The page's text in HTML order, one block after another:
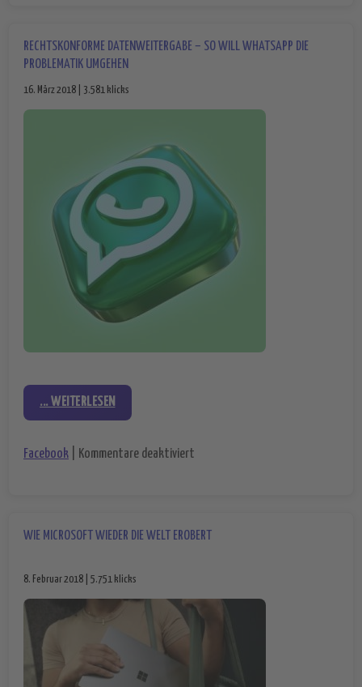
RECHTSKONFORME DATENWEITERGABE – SO WILL WHATSAPP DIE
PROBLEMATIK UMGEHEN
16. März 2018 | 3.581 klicks
... WEITERLESEN
Facebook Kommentare deaktiviert
WIE MICROSOFT WIEDER DIE WELT EROBERT
8. Februar 2018 | 5.751 klicks